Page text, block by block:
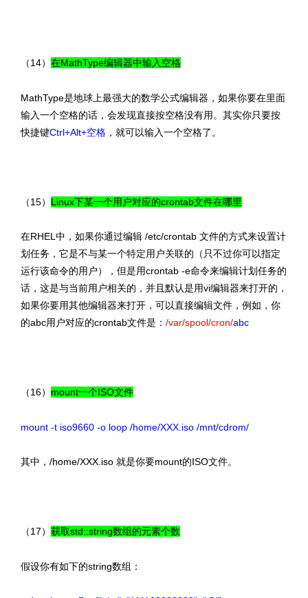
（14） 在MathType编辑器中输入空格
MathType是地球上最强大的数学公式编辑器，如果你要在里面
输入一个空格的话，会发现直接按空格没有用。其实你只要按
快捷键Ctrl+Alt+空格 ，就可以输入一个空格了。
（15） Linux下某一个用户对应的crontab文件在哪里
在RHEL中，如果你通过编辑 /etc/crontab 文件的方式来设置计
划任务，它是不与某一个特定用户关联的（只不过你可以指定
运行该命令的用户），但是用crontab -e命令来编辑计划任务的
话，这是与当前用户相关的，并且默认是用vi编辑器来打开的，
如果你要用其他编辑器来打开，可以直接编辑文件，例如，你
的abc用户对应的crontab文件是： /var/spool/cron/abc
（16） mount一个ISO文件
mount -t iso9660 -o loop /home/XXX.iso /mnt/cdrom/
其中，/home/XXX.iso 就是你要mount的ISO文件。
（17） 获取std::string数组的元素个数
假设你有如下的string数组：